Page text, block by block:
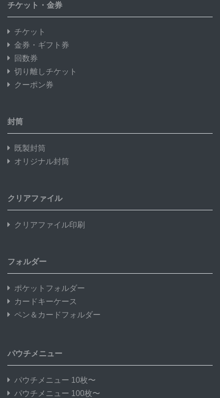
チケット・金券
チケット
金券・ギフト券
回数券
切り離しチケット
クーポン券
封筒
既製封筒
オリジナル封筒
クリアファイル
クリアファイル印刷
フォルダー
ポケットフォルダー
カードキーケース
ペン＆カードフォルダー
パウチメニュー
パウチメニュー 10枚〜
パウチメニュー 100枚〜